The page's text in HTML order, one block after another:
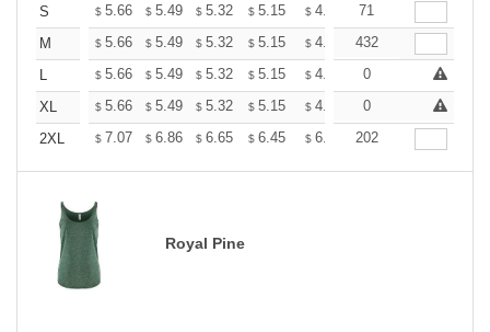
S
$ 5.66 $ 5.49 $ 5.32 $ 5.15 $ 4.99 $4.90
71
M
$ 5.66 $ 5.49 $ 5.32 $ 5.15 $ 4.99 $4.90
432
L
$ 5.66 $ 5.49 $ 5.32 $ 5.15 $ 4.99 $ +
0
XL
$ 5.66 $ 5.49 $ 5.32 $ 5.15 $ 4.99 $ +
0
2XL
$ 7.07 $ 6.86 $ 6.65 $ 6.45 $ 6.24 $6.13
202
Royal Pine